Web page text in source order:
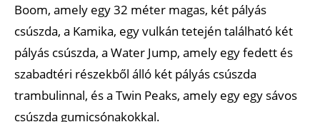
Boom, amely egy 32 méter magas, két pályás
csúszda, a Kamika, egy vulkán tetején található két
pályás csúszda, a Water Jump, amely egy fedett és
szabadtéri részekből álló két pályás csúszda
trambulinnal, és a Twin Peaks, amely egy egy sávos
csúszda gumicsónakokkal.